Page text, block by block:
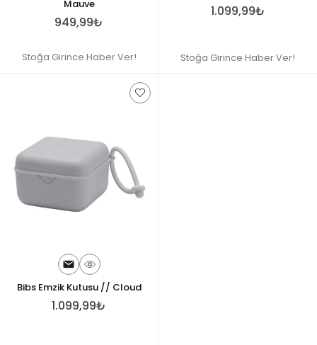
Mauve
949,99₺
Stoğa Girince Haber Ver!
1.099,99₺
Stoğa Girince Haber Ver!
Bibs Emzik Kutusu // Cloud
1.099,99₺